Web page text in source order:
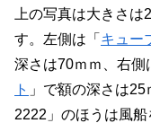
上の写真は大きさ
す。左側は「 キュー
深さは70ｍｍ、右側
ト 」で額の深さは
2222」のほうは風